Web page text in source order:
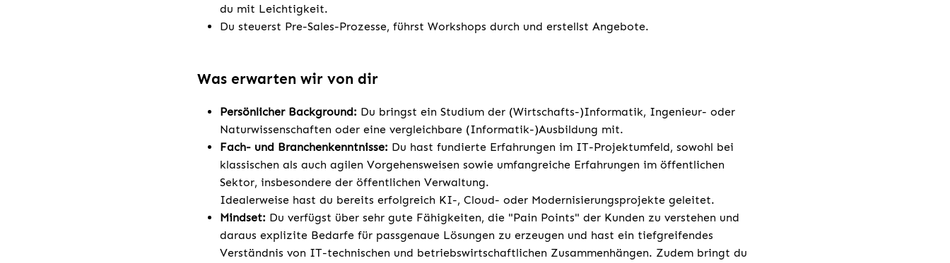
du mit Leichtigkeit.
Du steuerst Pre-Sales-Prozesse, führst Workshops durch und erstellst Angebote.
Was erwarten wir von dir
Persönlicher Background: Du bringst ein Studium der (Wirtschafts-)Informatik, Ingenieur- oder
Naturwissenschaften oder eine vergleichbare (Informatik-)Ausbildung mit.
Fach- und Branchenkenntnisse: Du hast fundierte Erfahrungen im IT-Projektumfeld, sowohl bei
klassischen als auch agilen Vorgehensweisen sowie umfangreiche Erfahrungen im öffentlichen
Sektor, insbesondere der öffentlichen Verwaltung.
Idealerweise hast du bereits erfolgreich KI-, Cloud- oder Modernisierungsprojekte geleitet.
Mindset: Du verfügst über sehr gute Fähigkeiten, die "Pain Points" der Kunden zu verstehen und
daraus explizite Bedarfe für passgenaue Lösungen zu erzeugen und hast ein tiefgreifendes
Verständnis von IT-technischen und betriebswirtschaftlichen Zusammenhängen. Zudem bringt du